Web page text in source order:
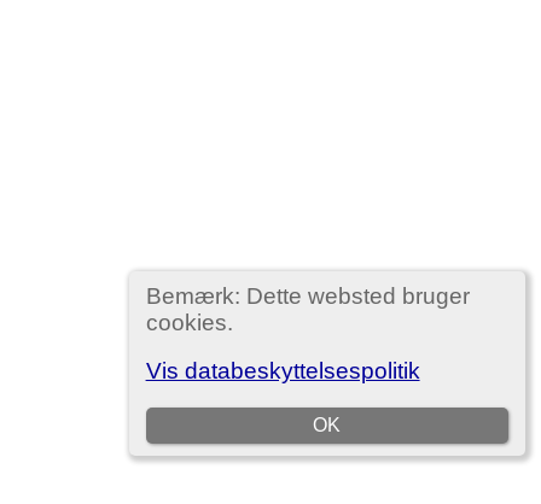
Bemærk: Dette websted bruger
cookies.
Vis databeskyttelsespolitik
OK